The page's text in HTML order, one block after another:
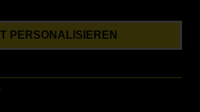
PERSONALISIEREN